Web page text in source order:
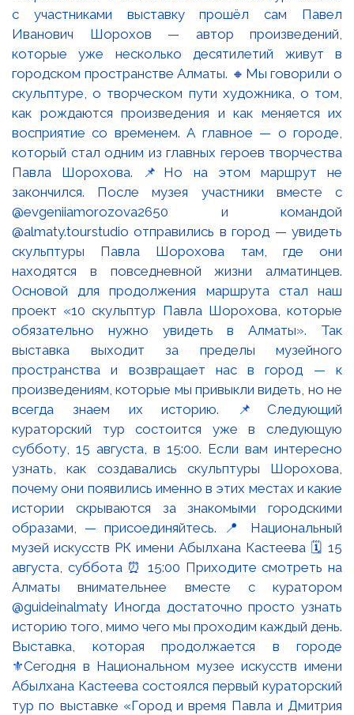
Выставка, которая продолжается в городе
⚜️Сегодня в Национальном музее искусств имени
Абылхана Кастеева состоялся первый кураторский
тур по выставке «Город и время Павла и Дмитрия